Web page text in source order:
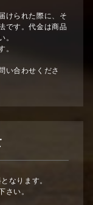
けられた際に、そ
です。代金は商品
。
。
い合わせくださ
なります。
さい。